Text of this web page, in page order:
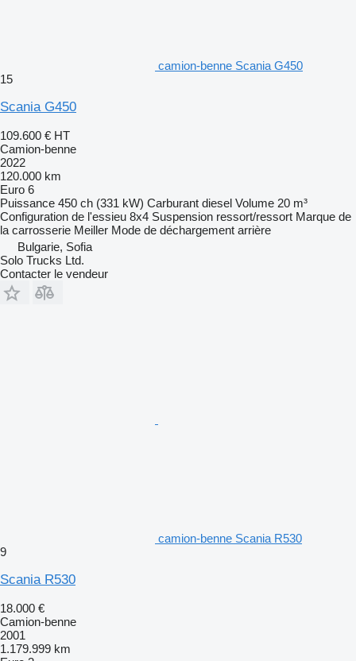
camion-benne Scania G450
15
Scania G450
109.600 € HT
Camion-benne
2022
120.000 km
Euro 6
Puissance 450 ch (331 kW) Carburant diesel Volume 20 m³
Configuration de l'essieu 8x4 Suspension ressort/ressort Marque de
la carrosserie Meiller Mode de déchargement arrière
Bulgarie, Sofia
Solo Trucks Ltd.
Contacter le vendeur
camion-benne Scania R530
9
Scania R530
18.000 €
Camion-benne
2001
1.179.999 km